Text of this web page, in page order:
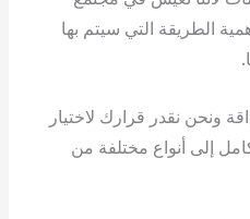
الطريقة التي سيتم بها
ونحن نقدر قرارك لاختيار
إلى أنواع مختلفة من